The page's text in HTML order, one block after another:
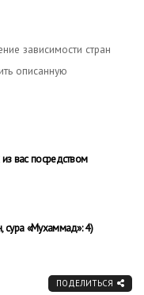
зависимости стран
описанную
вас посредством
сура «Мухаммад»: 4)
ПОДЕЛИТЬСЯ